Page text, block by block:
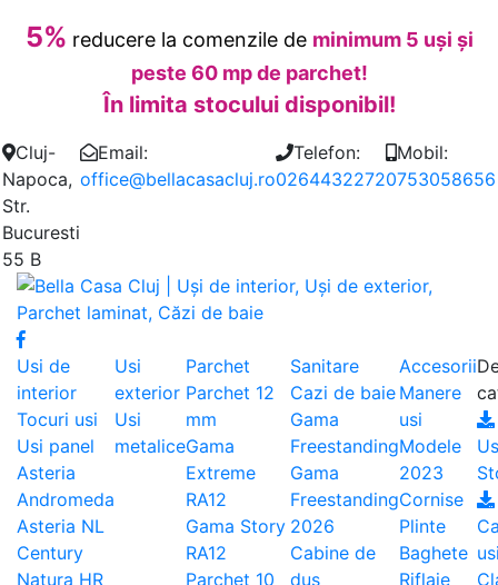
5% reducere la comenzile de minimum 5 uși și
peste 60 mp de parchet!
În limita stocului disponibil!
Cluj-
Napoca,
Str.
Bucuresti
55 B
Email:
office@bellacasacluj.ro
Telefon:
0264432272
Mobil:
0753058656
Usi de
interior
Tocuri usi
Usi panel
Asteria
Andromeda
Asteria NL
Century
Natura HR
Usi
exterior
Usi
metalice
Parchet
Parchet 12
mm
Gama
Extreme
RA12
Gama Story
RA12
Parchet 10
Sanitare
Cazi de baie
Gama
Freestanding
Gama
Freestanding
2026
Cabine de
dus
Accesorii
Manere
usi
Modele
2023
Cornise
Plinte
Baghete
Riflaje